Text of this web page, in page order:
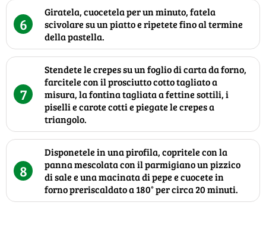
6
Giratela, cuocetela per un minuto, fatela
scivolare su un piatto e ripetete fino al termine
della pastella.
7
Stendete le crepes su un foglio di carta da forno,
farcitele con il prosciutto cotto tagliato a
misura, la fontina tagliata a fettine sottili, i
piselli e carote cotti e piegate le crepes a
triangolo.
8
Disponetele in una pirofila, copritele con la
panna mescolata con il parmigiano un pizzico
di sale e una macinata di pepe e cuocete in
forno preriscaldato a 180° per circa 20 minuti.